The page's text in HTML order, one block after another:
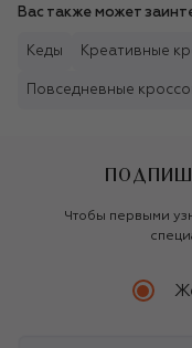
Вас также может
Кеды Креативные
Повседневные
Чтобы первыми